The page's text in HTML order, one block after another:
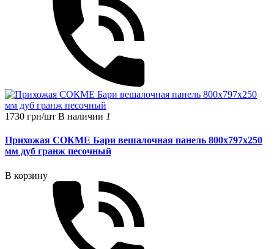
1730 грн/шт В наличии 1
Прихожая СОКМЕ Бари вешалочная панель 800х797х250
мм дуб гранж песочный
В корзину